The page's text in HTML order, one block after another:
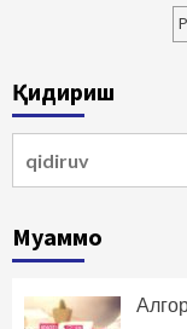
Қидириш
Муаммо